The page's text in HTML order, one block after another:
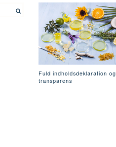
Fuld indholdsdeklaration og
transparens